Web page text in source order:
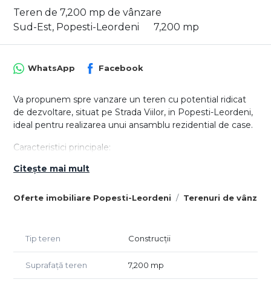
Teren de 7,200 mp de vânzare
Sud-Est, Popesti-Leordeni
7,200 mp
Oferte imobiliare Popesti-Leordeni Terenuri de
WhatsApp Facebook
Va propunem spre vanzare un teren cu potential ridicat
de dezvoltare, situat pe Strada Viilor, in Popesti-Leordeni,
ideal pentru realizarea unui ansamblu rezidential de case.
Caracteristici principale:
Deschidere: 39 m la strada Viilor
363 mp
Pret: 70 €/mp (se vinde doar in integralitate)
Reglementari urbanistice (conform PUG Popesti-
Leordeni):
- Zona L1 – Locuinte mixte
Citește mai mult
Tip teren Construcții
Suprafață teren 7,200 mp